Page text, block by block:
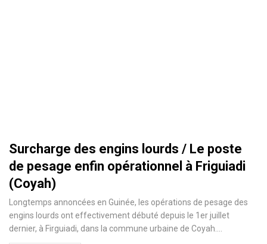
Surcharge des engins lourds / Le poste
de pesage enfin opérationnel à Friguiadi
(Coyah)
Longtemps annoncées en Guinée, les opérations de pesage des
engins lourds ont effectivement débuté depuis le 1er juillet
dernier, à Firguiadi, dans la commune urbaine de Coyah.